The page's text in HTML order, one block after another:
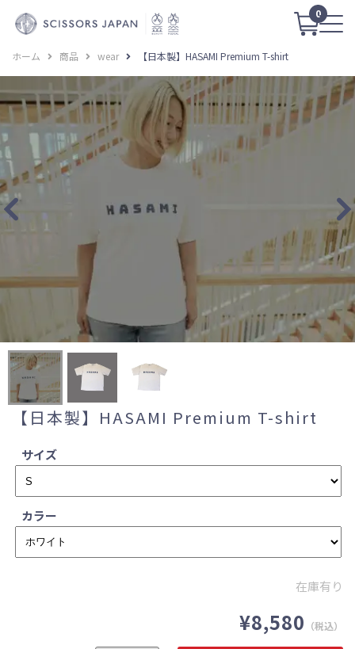
0
ホーム 商品 wear 【日本製】HASAMI Premium T-shirt
【日本製】HASAMI Premium T-shirt
サイズ
カラー
在庫有り
¥8,580 （税込）